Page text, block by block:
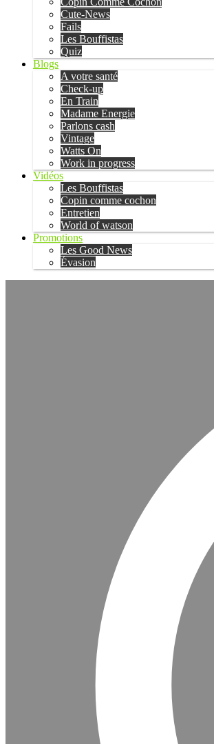
Cute-News
Fails
Les Bouffistas
Quiz
Blogs
A votre santé
Check-up
En Train
Madame Energie
Parlons cash
Vintage
Watts On
Work in progress
Vidéos
Les Bouffistas
Copin comme cochon
Entretien
World of watson
Promotions
Les Good News
Évasion